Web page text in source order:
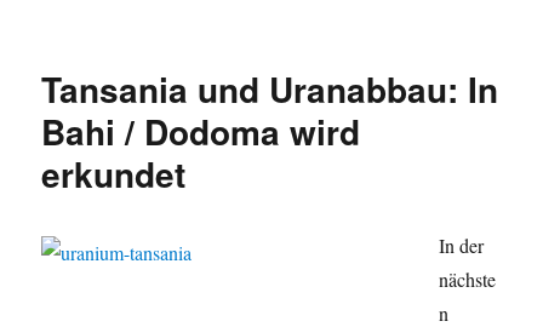
Tansania und Uranabbau: In
Bahi / Dodoma wird
erkundet
In der
nächste
n